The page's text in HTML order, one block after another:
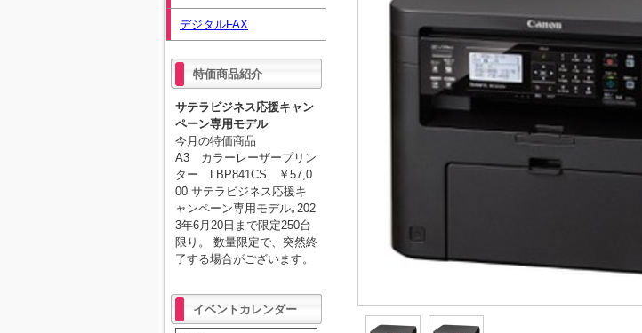
デジタルFAX
特価商品紹介
サテラビジネス応援キャン
ペーン専用モデル
今月の特価商品
A3 カラーレーザープリン
ター LBP841CS ￥57,0
00 サテラビジネス応援キ
ャンペーン専用モデル｡202
3年6月20日まで限定250台
限り。 数量限定で、突然終
了する場合がございます。
イベントカレンダー